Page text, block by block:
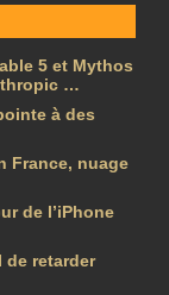
5 et Mythos
…
à des
France, nuage
de l’iPhone
de retarder